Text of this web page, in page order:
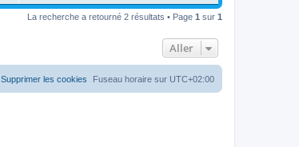
La recherche a retourné 2 résultats • Page 1 sur 1
Aller
Fuseau horaire sur UTC+02:00
Supprimer les cookies